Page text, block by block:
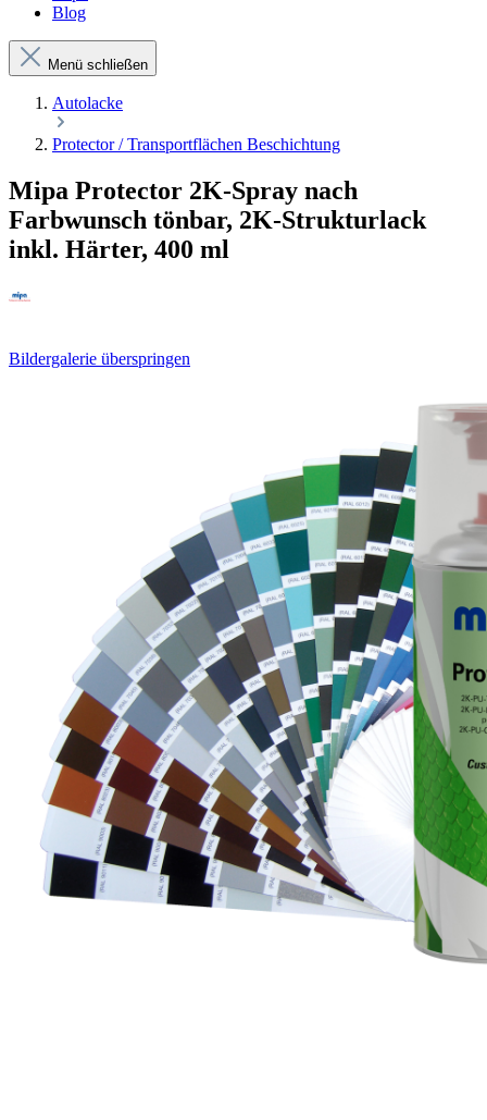
Blog
Menü schließen
Autolacke
Protector / Transportflächen Beschichtung
Mipa Protector 2K-Spray nach
Farbwunsch tönbar, 2K-Strukturlack
inkl. Härter, 400 ml
Bildergalerie überspringen